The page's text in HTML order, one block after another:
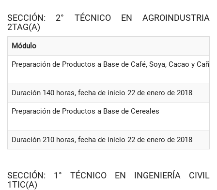
SECCIÓN: 2° TÉCNICO EN AGROINDUSTRIA
2TAG(A)
Módulo
Preparación de Productos a Base de Café, Soya, Cacao y Caña
Duración 140 horas, fecha de inicio 22 de enero de 2018
Preparación de Productos a Base de Cereales
Duración 210 horas, fecha de inicio 22 de enero de 2018
SECCIÓN: 1° TÉCNICO EN INGENIERÍA CIVIL
1TIC(A)